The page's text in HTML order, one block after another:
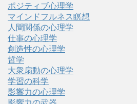
ポジティブ心理学
マインドフルネス瞑想
人間関係の心理学
仕事の心理学
創造性の心理学
哲学
大衆扇動の心理学
学習の科学
影響力の心理学